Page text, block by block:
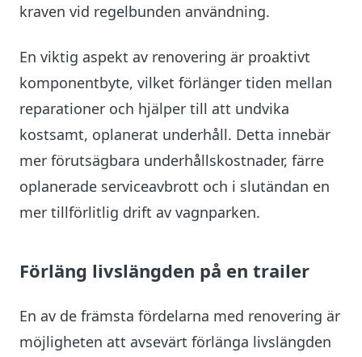
kraven vid regelbunden användning.
En viktig aspekt av renovering är proaktivt
komponentbyte, vilket förlänger tiden mellan
reparationer och hjälper till att undvika
kostsamt, oplanerat underhåll. Detta innebär
mer förutsägbara underhållskostnader, färre
oplanerade serviceavbrott och i slutändan en
mer tillförlitlig drift av vagnparken.
Förläng livslängden på en trailer
En av de främsta fördelarna med renovering är
möjligheten att avsevärt förlänga livslängden